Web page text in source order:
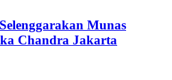
Munas
Chandra Jakarta